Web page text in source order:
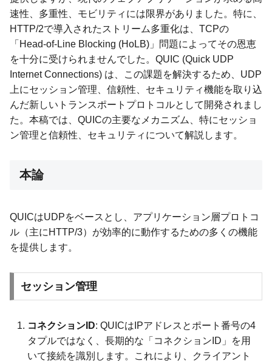
速性、多重性、モビリティには限界がありました。特に、
HTTP/2で導入されたストリーム多重化は、TCPの
「Head-of-Line Blocking (HoLB)」問題によってその恩恵
を十分に受けられませんでした。QUIC (Quick UDP
Internet Connections) は、この課題を解決するため、UDP
上にセッション管理、信頼性、セキュリティ機能を取り込
んだ新しいトランスポートプロトコルとして開発されまし
た。本稿では、QUICの主要なメカニズム、特にセッショ
ン管理と信頼性、セキュリティについて解説します。
本論
QUICはUDPをベースとし、アプリケーション層プロトコ
ル（主にHTTP/3）が効率的に動作するための多くの機能
を提供します。
セッション管理
コネクションID: QUICはIPアドレスとポート番号の4
タプルではなく、長期的な「コネクションID」を用
いて接続を識別します。これにより、クライアント